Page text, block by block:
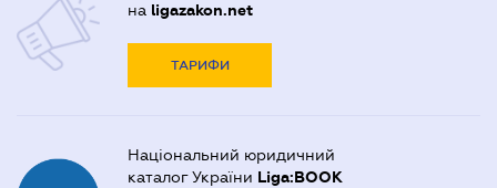
на ligazakon.net
ТАРИФИ
Національний юридичний
каталог України Liga:BOOK